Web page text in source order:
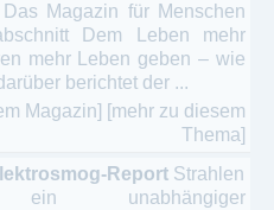
Magazin für Menschen
Dem Leben mehr
mehr Leben geben – wie
berichtet der ...
Magazin] [mehr zu diesem
Thema]
Report Strahlen
unabhängiger